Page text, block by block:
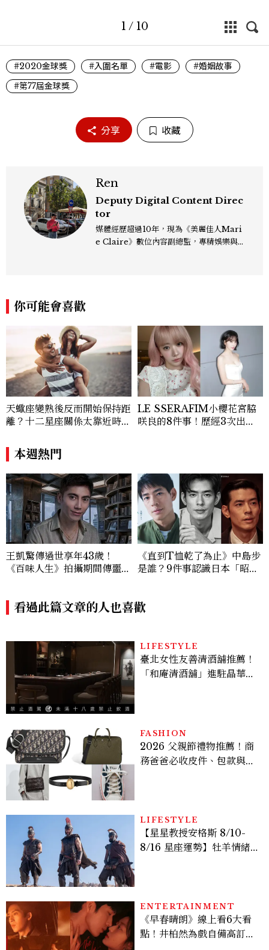
1 / 10
#2020金球獎 #入圍名單 #電影
#婚姻故事
#第77屆金球獎
分享 收藏
Ren
Deputy Digital Content Direc
tor
媒體經歷超過10年，現為《美麗佳人Mari
e Claire》數位內容副總監，專精娛樂與
你可能會喜歡
天蠍座變熟後反而開始保持距
離？十二星座關係太靠近時最
壓力就先躲起來
LE SSERAFIM小櫻花宮脇
咲良的8件事！歷經3次出
本週熱門
王凱驚傳過世享年43歲！
《百味人生》拍攝期間傳噩
《直到T恤乾了為止》中島步
是誰？9件事認識日本「昭和
看過此篇文章的人也喜歡
LIFESTYLE
臺北女性友善清酒舖推薦！
「和庵清酒舖」進駐晶華酒
FASHION
2026 父親節禮物推薦！商
務爸爸必收皮件、包款與鞋
LIFESTYLE
【星星教授安格斯 8/10-
8/16 星座運勢】牡羊情緒
ENTERTAINMENT
《早春晴朗》線上看6大看
點！井柏然為戲自備高訂，